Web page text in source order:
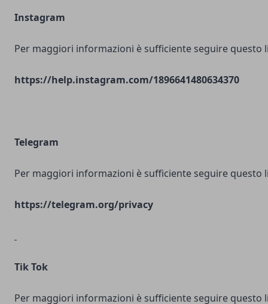
Instagram
Per maggiori informazioni è sufficiente seguire questo
https://help.instagram.com/1896641480634370
Telegram
Per maggiori informazioni è sufficiente seguire questo
https://telegram.org/privacy
Tik Tok
Per maggiori informazioni è sufficiente seguire questo